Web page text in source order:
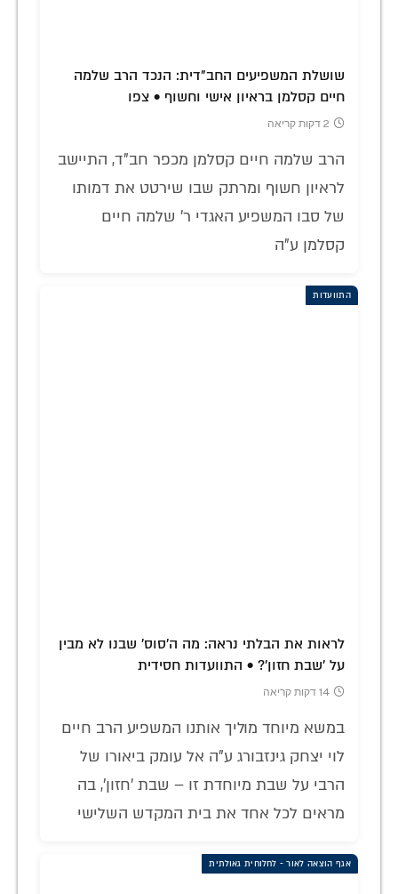
שושלת המשפיעים החב"דית: הנכד הרב שלמה
חיים קסלמן בראיון אישי וחשוף • צפו
2 דקות קריאה
הרב שלמה חיים קסלמן מכפר חב"ד, התיישב
לראיון חשוף ומרתק שבו שירטט את דמותו
של סבו המשפיע האגדי ר' שלמה חיים
קסלמן ע"ה
התוועדות
לראות את הבלתי נראה: מה ה'סוס' שבנו לא מבין
על 'שבת חזון'? • התוועדות חסידית
14 דקות קריאה
במשא מיוחד מוליך אותנו המשפיע הרב חיים
לוי יצחק גינזבורג ע"ה אל עומק ביאורו של
הרבי על שבת מיוחדת זו – שבת 'חזון', בה
מראים לכל אחד את בית המקדש השלישי
אגף הוצאה לאור - לחלוחית גאולתית